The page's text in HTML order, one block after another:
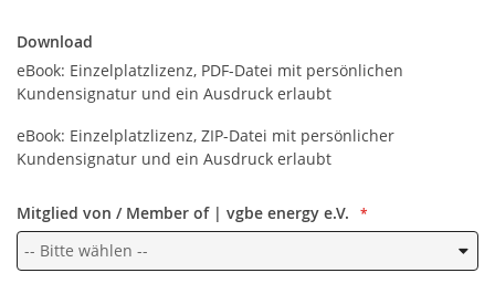
Download
eBook: Einzelplatzlizenz, PDF-Datei mit persönlichen
Kundensignatur und ein Ausdruck erlaubt
eBook: Einzelplatzlizenz, ZIP-Datei mit persönlicher
Kundensignatur und ein Ausdruck erlaubt
Mitglied von / Member of | vgbe energy e.V.